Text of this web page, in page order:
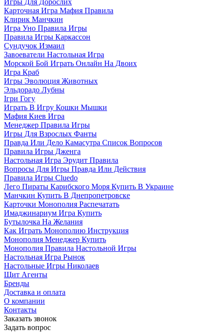
Игры Для Дорослих
Карточная Игра Мафия Правила
Клирик Манчкин
Игра Уно Правила Игры
Правила Игры Каркассон
Сундучок Измаил
Завоеватели Настольная Игра
Морской Бой Играть Онлайн На Двоих
Игра Краб
Игры Эволюция Животных
Эльдорадо Лубны
Ігри Гогу
Играть В Игру Кошки Мышки
Мафия Киев Игра
Менеджер Правила Игры
Игры Для Взрослых Фанты
Правда Или Дело Камасутра Список Вопросов
Правила Игры Дженга
Настольная Игра Эрудит Правила
Вопросы Для Игры Правда Или Действия
Правила Игры Cluedo
Лего Пираты Карибского Моря Купить В Украине
Манчкин Купить В Днепропетровске
Карточки Монополия Распечатать
Имаджинариум Игра Купить
Бутылочка На Желания
Как Играть Монополию Инструкция
Монополия Менеджер Купить
Монополия Правила Настольной Игры
Настольная Игра Рынок
Настольные Игры Николаев
Щит Агенты
Бренды
Доставка и оплата
О компании
Контакты
Заказать звонок
Задать вопрос